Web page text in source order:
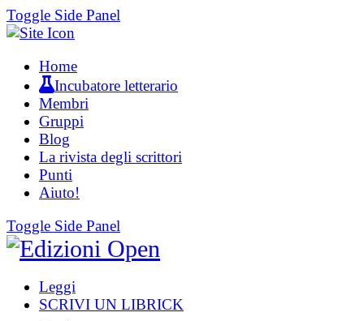
Toggle Side Panel
Home
Incubatore letterario
Membri
Gruppi
Blog
La rivista degli scrittori
Punti
Aiuto!
Toggle Side Panel
Leggi
SCRIVI UN LIBRICK